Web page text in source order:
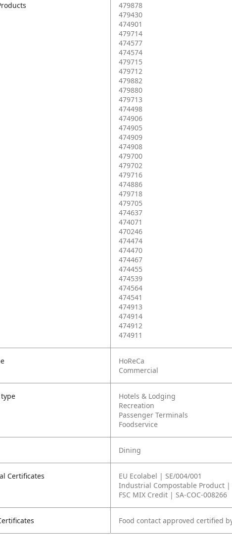
479878
479430
474901
479714
474577
474574
479715
479712
479882
479880
479713
474498
474906
474905
474909
474908
479700
479702
479716
474886
479718
479705
474637
474071
470246
474474
474470
474467
474455
474539
474564
474541
474913
474914
474912
474911
HoReCa
Commercial
Hotels & Lodging
Recreation
Passenger Terminals
Foodservice
Dining
Certificates
EU Ecolabel | SE/004/001
Industrial Compostable Product |
FSC MIX Credit | SA-COC-008266
Food contact approved certified